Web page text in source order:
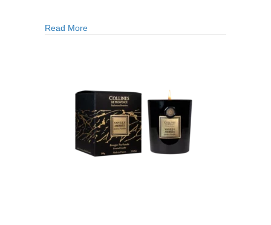
Read Moreabout Bougie Parfumée Bois d’Orient 180gr